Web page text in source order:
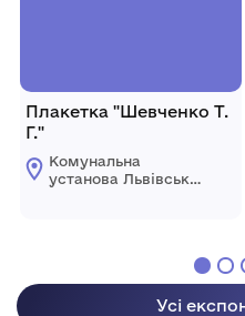
Плакетка "Шевченко Т.
Г."
Комунальна
установа Львівської
Львові"
Усі